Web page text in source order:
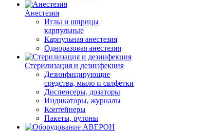
Анестезия
Иглы и шприцы
карпульные
Карпульная анестезия
Одноразовая анестезия
Стерилизация и дезинфекция
Дезинфицирующие
средства, мыло и салфетки
Диспенсеры, дозаторы
Индикаторы, журналы
Контейнеры
Пакеты, рулоны